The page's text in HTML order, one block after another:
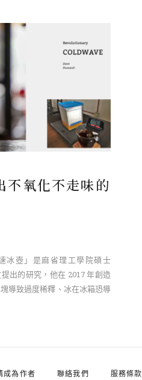
不氧化不走味的
冰壺」是麻省理工學院碩士
出的研究，他在 2017 年創造
導致過度稀釋、冰在冰箱恐導
成為作者 聯絡我們 服務條款